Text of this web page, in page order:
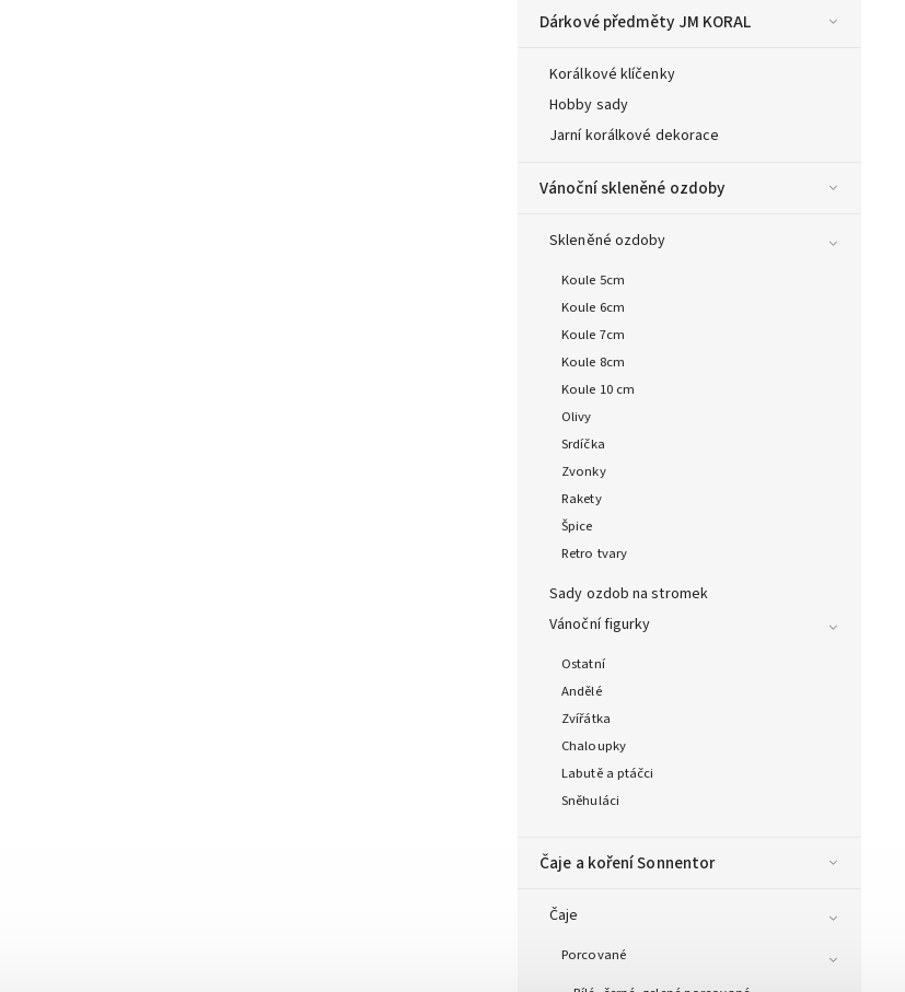
Dárkové předměty JM KORAL
Korálkové klíčenky
Hobby sady
Jarní korálkové dekorace
Vánoční skleněné ozdoby
Skleněné ozdoby
Koule 5cm
Koule 6cm
Koule 7cm
Koule 8cm
Koule 10 cm
Olivy
Srdíčka
Zvonky
Rakety
Špice
Retro tvary
Sady ozdob na stromek
Vánoční figurky
Ostatní
Andělé
Zvířátka
Chaloupky
Labutě a ptáčci
Sněhuláci
Čaje a koření Sonnentor
Čaje
Porcované